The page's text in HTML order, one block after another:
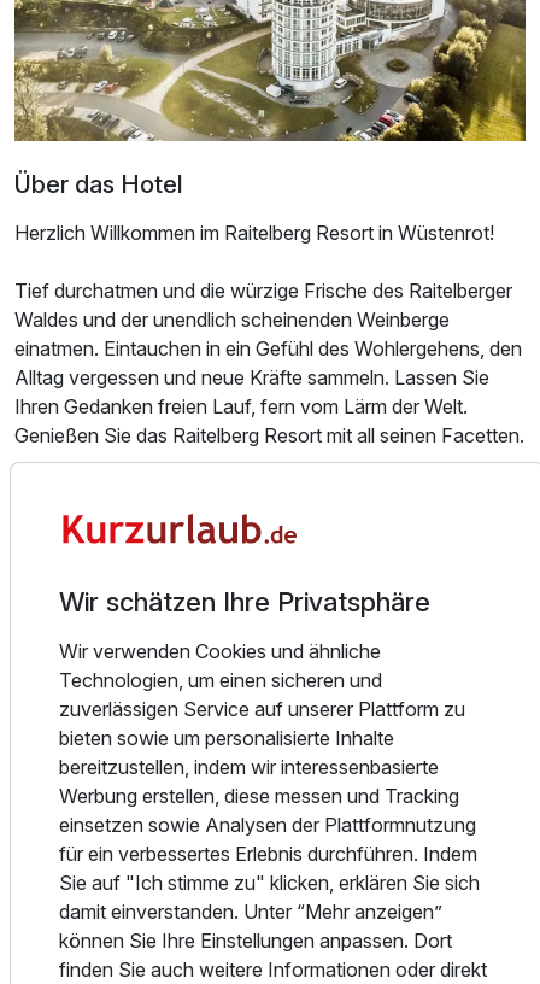
Ausstattung
Zusatznächte
1 Erwachsenen
Über das Hotel
Herzlich Willkommen im Raitelberg Resort in Wüstenrot!
Tief durchatmen und die würzige Frische des Raitelberger
Waldes und der unendlich scheinenden Weinberge
einatmen. Eintauchen in ein Gefühl des Wohlergehens, den
Alltag vergessen und neue Kräfte sammeln. Lassen Sie
Ihren Gedanken freien Lauf, fern vom Lärm der Welt.
Genießen Sie das Raitelberg Resort mit all seinen Facetten.
Naturlandschaft zum Kraft tanken in einzigartiger ruhiger
Sonnenlage mit Panoramablick auf die umliegenden
Architektur. Ein freies, offenes und vereinfachtes
Lebensgefühl ist uns ein großes Anliegen. Die 70
großzügigen und einladenden Zimmer und Suiten bieten
genug Platz zum Leben. Der Turm bereitet ein
atemberaubendes Panorama.
Wir sind ein Familienbetrieb und legen Wert auf
unkompliziertes und natürliches Ambiente mit
unaufdringlichem, persönlichem Service. Wir lieben das
Natürliche und Ungekünstelte. Innere Freude und
Bereicherung – so ist das Leben im Raitelberg Resort.
Wir schätzen Ihre Privatsphäre
Wir verwenden Cookies und ähnliche
Technologien, um einen sicheren und
zuverlässigen Service auf unserer Plattform zu
bieten sowie um personalisierte Inhalte
bereitzustellen, indem wir interessenbasierte
Werbung erstellen, diese messen und Tracking
einsetzen sowie Analysen der Plattformnutzung
für ein verbessertes Erlebnis durchführen. Indem
Sie auf "Ich stimme zu" klicken, erklären Sie sich
damit einverstanden. Unter “Mehr anzeigen”
können Sie Ihre Einstellungen anpassen. Dort
finden Sie auch weitere Informationen oder direkt